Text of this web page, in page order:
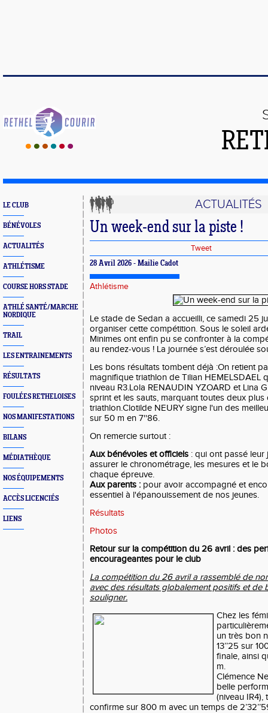
LE CLUB
BÉNÉVOLES
ACTUALITÉS
ATHLÉTISME
COURSE HORS STADE
ATHLÉ SANTÉ/MARCHE
NORDIQUE
TRAIL
LES ENTRAINEMENTS
RÉSULTATS
FOULÉES RETHELOISES
NOS MANIFESTATIONS
BILANS
MÉDIATHÈQUE
NOS ÉQUIPEMENTS
ACCÈS LICENCIÉS
LIENS
ACTUALITÉS
Un week-end sur la piste !
Tweet
28 Avril 2026 - Mailie Cadot
Athlétisme
Le stade de Sedan a accueilli, ce samedi 25
organiser cette compétition. Sous le soleil
Minimes ont enfin pu se confronter à la
au rendez-vous ! La journée s’est déroulée
Les bons résultats tombent déjà :On retient
magnifique triathlon de Tilian HEMELSDAEL
niveau R3.Lola RENAUDIN YZOARD et Lina
sprint et les sauts, marquant toutes deux
triathlon.Clotilde NEURY signe l'un des
sur 50 m en 7''86.
On remercie surtout :
Aux bénévoles et officiels : qui ont passé
assurer le chronométrage, les mesures et le
chaque épreuve.
Aux parents : pour avoir accompagné et
essentiel à l'épanouissement de nos jeunes.
Résultats
Photos
Retour sur la compétition du 26 avril : des
encourageantes pour le club
La compétition du 26 avril a rassemblé de
avec des résultats globalement positifs et de
souligner.
Chez les
un très bon
13’’25 sur
finale, ainsi
m.
Clémence
belle
(niveau IR4),
confirme sur 800 m avec un temps de